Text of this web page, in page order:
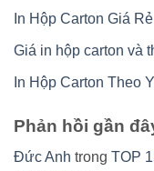
In Hộp Carton Giá
Giá in hộp carton và
In Hộp Carton Theo
Phản hồi gần
Đức Anh trong TOP